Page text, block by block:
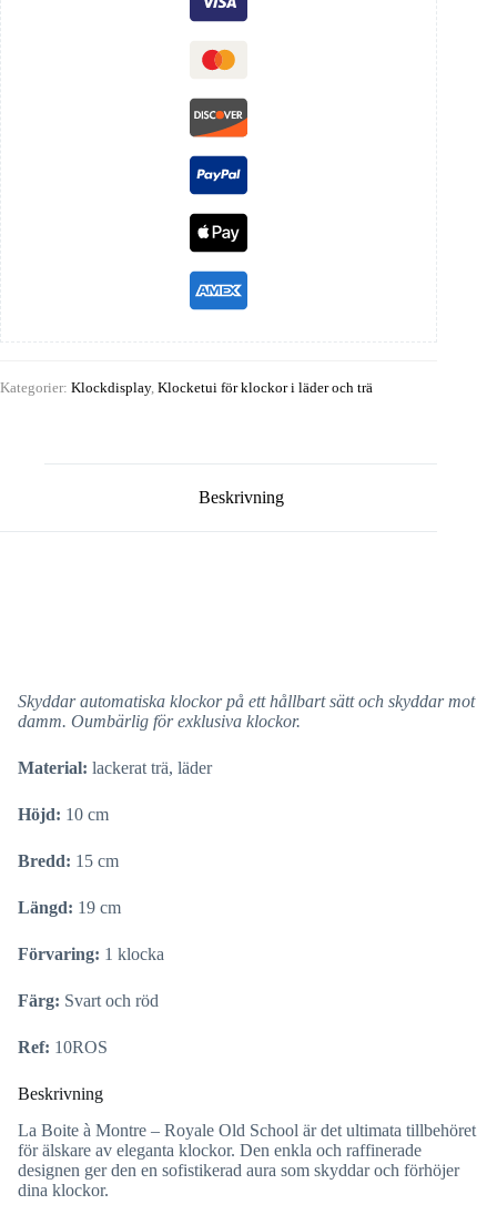
Kategorier: Klockdisplay, Klocketui för klockor i läder och trä
Beskrivning
Skyddar automatiska klockor på ett hållbart sätt och skyddar mot
damm. Oumbärlig för exklusiva klockor.
Material: lackerat trä, läder
Höjd: 10 cm
Bredd: 15 cm
Längd: 19 cm
Förvaring: 1 klocka
Färg: Svart och röd
Ref: 10ROS
Beskrivning
La Boite à Montre – Royale Old School är det ultimata tillbehöret
för älskare av eleganta klockor. Den enkla och raffinerade
designen ger den en sofistikerad aura som skyddar och förhöjer
dina klockor.